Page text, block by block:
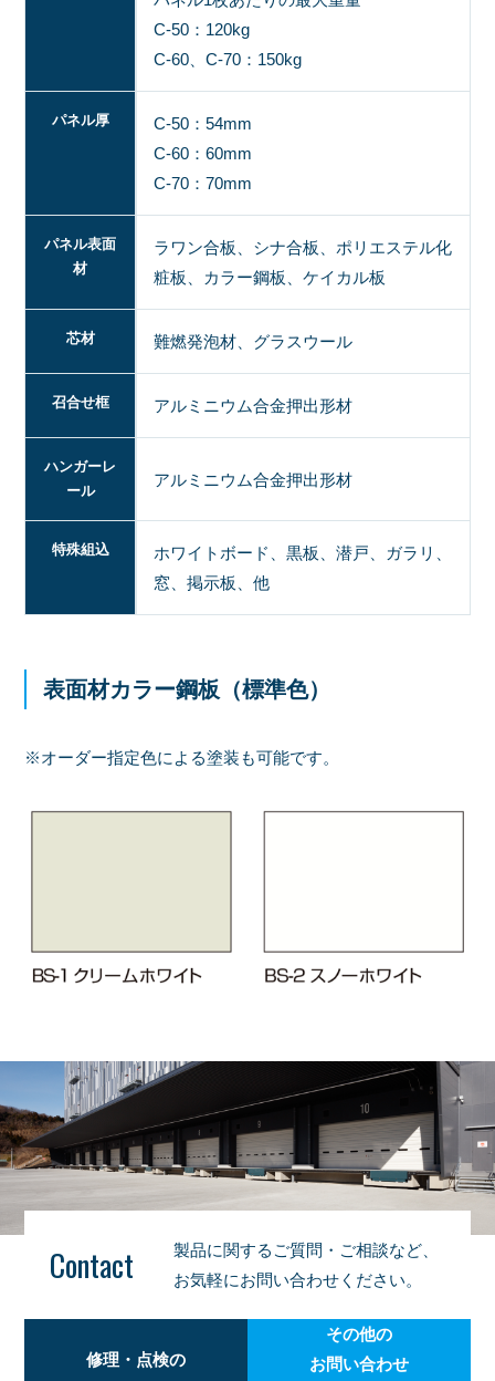
C-50：120kg
C-60、C-70：150kg
パネル厚
C-50：54mm
C-60：60mm
C-70：70mm
パネル表面
材
ラワン合板、シナ合板、ポリエステル化
粧板、カラー鋼板、ケイカル板
芯材 難燃発泡材、グラスウール
召合せ框 アルミニウム合金押出形材
ハンガーレ
ール
アルミニウム合金押出形材
特殊組込
ホワイトボード、黒板、潜戸、ガラリ、
窓、掲示板、他
表面材カラー鋼板（標準色）
※オーダー指定色による塗装も可能です。
Contact
製品に関するご質問・ご相談など、
お気軽にお問い合わせください。
修理・点検の
その他の
お問い合わせ